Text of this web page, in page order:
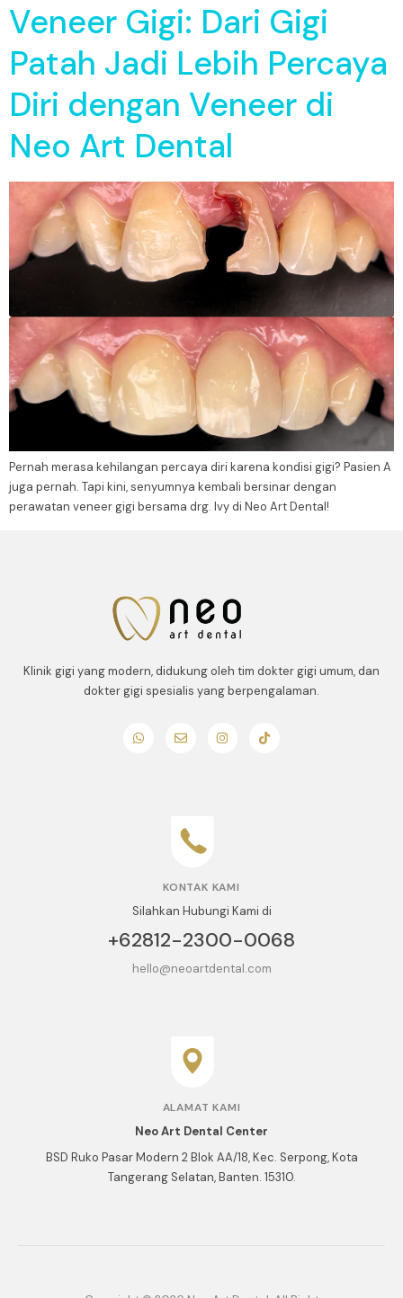
Veneer Gigi: Dari Gigi
Patah Jadi Lebih Percaya
Diri dengan Veneer di
Neo Art Dental
Pernah merasa kehilangan percaya diri karena kondisi gigi? Pasien A
juga pernah. Tapi kini, senyumnya kembali bersinar dengan
perawatan veneer gigi bersama drg. Ivy di Neo Art Dental!
Klinik gigi yang modern, didukung oleh tim dokter gigi umum, dan
dokter gigi spesialis yang berpengalaman.
KONTAK KAMI
Silahkan Hubungi Kami di
+62812-2300-0068
hello@neoartdental.com
ALAMAT KAMI
Neo Art Dental Center
BSD Ruko Pasar Modern 2 Blok AA/18, Kec. Serpong, Kota
Tangerang Selatan, Banten. 15310.